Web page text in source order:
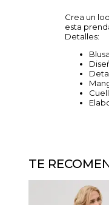
Crea un
esta
Detalles:
TE